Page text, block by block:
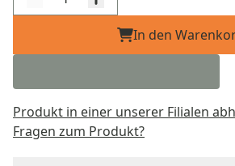
In den
Produkt in einer unserer Filialen
Fragen zum Produkt?